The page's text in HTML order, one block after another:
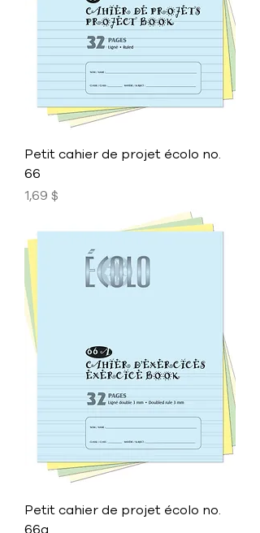
Petit cahier de projet écolo no.
66
Prix
1,69 $
Petit cahier de projet écolo no.